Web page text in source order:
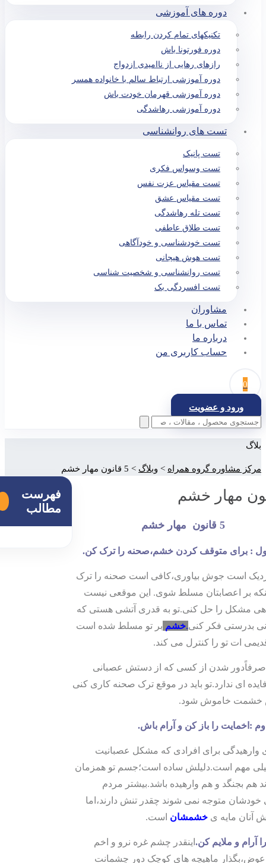
دوره های آموزشی
تکنیکهای تمام کردن رابطه
دوره فورتونا باش
رازهای رهایی از ناامیدی ازدواج
دوره آموزشی ارتباط سالم با خانواده همسر
دوره آموزشی قهرمان خودت باش
دوره آموزشی رهاشدگی
تست های روانشناسی
تست پانیک
تست وسواس فکری
تست مقیاس عزت نفس
تست مقیاس عشق
تست تله رهاشدگی
تست طلاق عاطفی
تست خودشناسی و خودآگاهی
تست هوش هیجانی
تست روانشناسی و شخصیت شناسی
تست افسردگی بک
مشاوران
تماس با ما
درباره ما
حساب کاربری من
0
ورود و عضویت
بلاگ
مرکز مشاوره گروه همراه > وبلاگ > 5 قانون مهار خشم
5 قانون مهار خشم
: برای متوقف کردن خشم،صحنه را ترک کن.
است جوش بیاوری،کافی است صحنه را ترک
بر اعصابتان مسلط شوی. این موقعی نیست
مشکل را حل کنی.تو به قدری آتشی هستی که
بدرستی فکر کنی.خشم بر تو مسلط شده است
ات تو را کنترل می کند.
صرفاًدور شدن از کسی که از دستش عصبانی
ای ندارد.تو باید در موقع ترک صحنه کاری کنی
خشمت خاموش شود.
:اخمایت را باز کن و آرام باش.
وارهیدگی برای افرادی که مشکل عصبانیت
مهم است.دلیلش ساده است؛جسم تو همزمان
هم بجنگد و هم وارهیده باشد.بیشتر مردم
خودشان متوجه نمی شوند چقدر تنش دارند،اما
آنان مایه ی خشمشان است.
آرام و ملایم کن. اینقدر چشم غره نرو و اخم
عوض،بگذار ماهیچه های کوچک دور چشمانت
فهرست
مطالب